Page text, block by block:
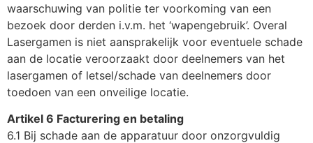
waarschuwing van politie ter voorkoming van een
bezoek door derden i.v.m. het ‘wapengebruik’. Overal
Lasergamen is niet aansprakelijk voor eventuele schade
aan de locatie veroorzaakt door deelnemers van het
lasergamen of letsel/schade van deelnemers door
toedoen van een onveilige locatie.
Artikel 6 Facturering en betaling
6.1 Bij schade aan de apparatuur door onzorgvuldig